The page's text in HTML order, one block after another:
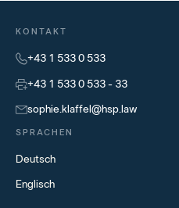
KONTAKT
+43 1 533 0 533
+43 1 533 0 533 - 33
sophie.klaffel@hsp.law
SPRACHEN
Deutsch
Englisch